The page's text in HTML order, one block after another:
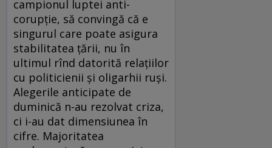
campionul luptei anti-
corupţie, să convingă că e
singurul care poate asigura
stabilitatea ţării, nu în
ultimul rînd datorită relaţiilor
cu politicienii şi oligarhii ruşi.
Alegerile anticipate de
duminică n-au rezolvat criza,
ci i-au dat dimensiunea în
cifre. Majoritatea